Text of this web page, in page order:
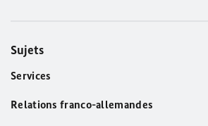
Sujets
Services
Relations franco-allemandes